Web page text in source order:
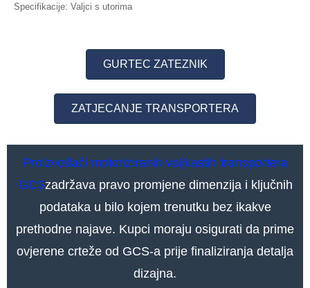
Specifikacije: Valjci s utorima
GURTEC ZATEZNIK
ZATJECANJE TRANSPORTERA
Proizvođači motoriziranih valjkastih transportera
GCSzadržava pravo promjene dimenzija i ključnih
podataka u bilo kojem trenutku bez ikakve
prethodne najave. Kupci moraju osigurati da prime
ovjerene crteže od GCS-a prije finaliziranja detalja
dizajna.